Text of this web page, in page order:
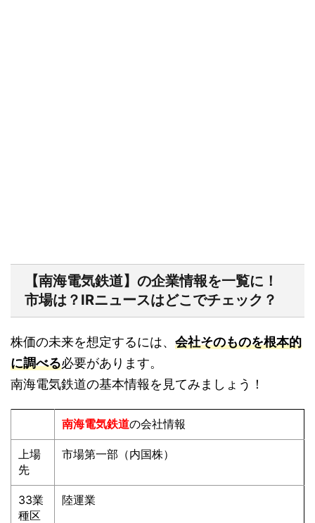
【南海電気鉄道】の企業情報を一覧に！
市場は？IRニュースはどこでチェック？
株価の未来を想定するには、 会社そのものを根本的
に調べる必要があります。
南海電気鉄道の基本情報を見てみましょう！
南海電気鉄道の会社情報
上場
先
市場第一部（内国株）
33業
種区
陸運業